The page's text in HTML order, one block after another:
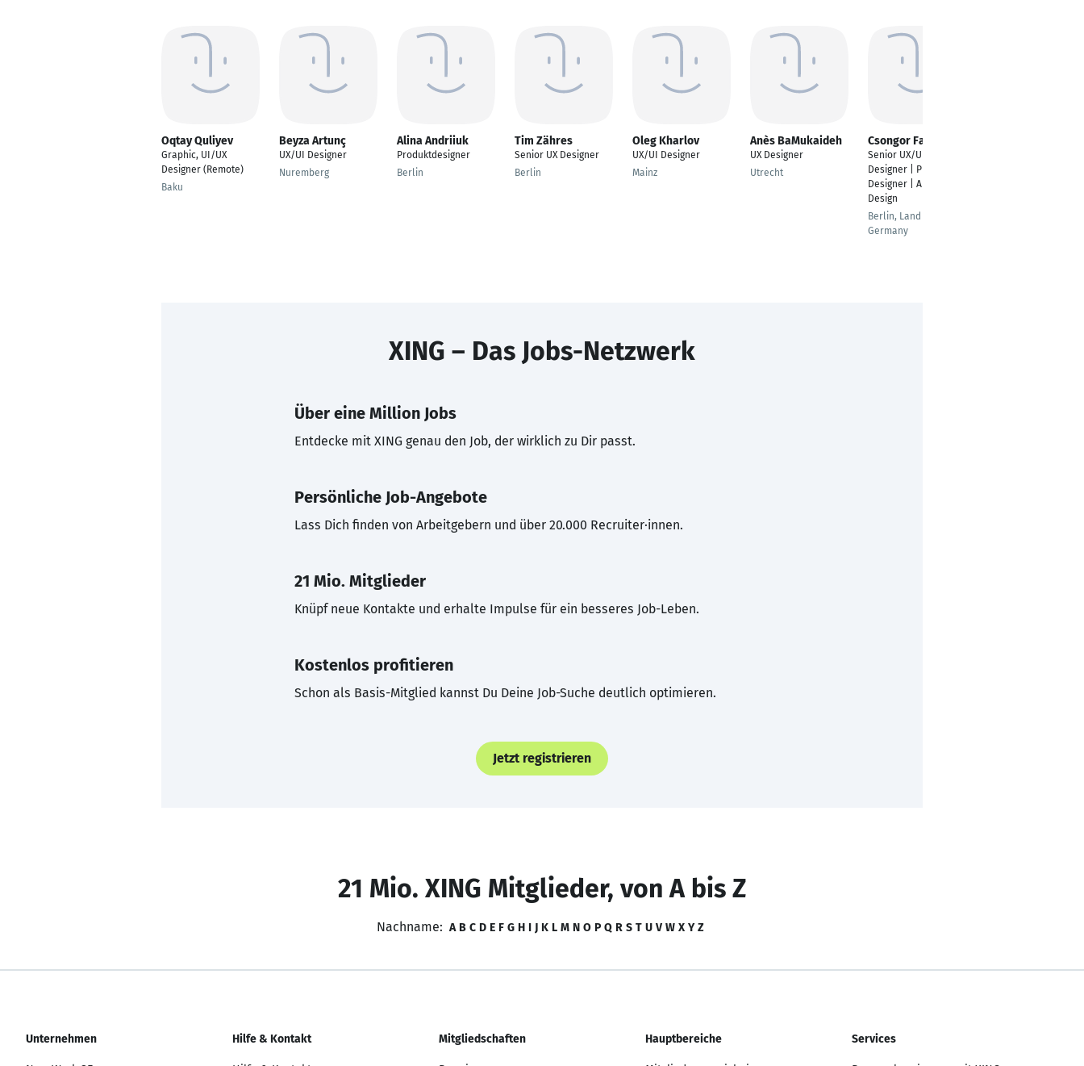
Oqtay Quliyev
Graphic, UI/UX
Designer (Remote)
Baku
Beyza Artunç
UX/UI Designer
Nuremberg
Alina Andriiuk
Produktdesigner
Berlin
Tim Zähres
Senior UX Designer
Berlin
Oleg Kharlov
UX/UI Designer
Mainz
Anès BaMukaideh
UX Designer
Utrecht
Csongor Farkas
Senior UX/UI
Designer | Product
Designer | AI-Boosted
Design
Berlin, Land Berlin,
Germany
XING – Das Jobs-Netzwerk
Über eine Million Jobs
Entdecke mit XING genau den Job, der wirklich zu Dir passt.
Persönliche Job-Angebote
Lass Dich finden von Arbeitgebern und über 20.000 Recruiter·innen.
21 Mio. Mitglieder
Knüpf neue Kontakte und erhalte Impulse für ein besseres Job-Leben.
Kostenlos profitieren
Schon als Basis-Mitglied kannst Du Deine Job-Suche deutlich optimieren.
Jetzt registrieren
21 Mio. XING Mitglieder, von A bis Z
Nachname: A B C D E F G H I J K L M N O P Q R S T U V W X Y Z
Unternehmen Hilfe & Kontakt Mitgliedschaften Hauptbereiche Services